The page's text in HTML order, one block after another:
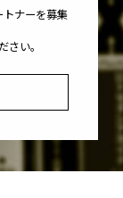
ナーを募集
い。